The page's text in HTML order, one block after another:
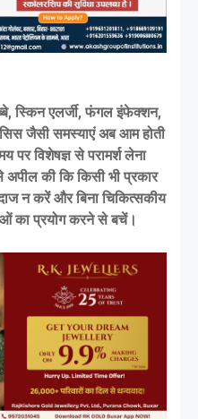
स्किन एलर्जी, फंगल इंफेक्शन,
जैसी समस्याएं अब आम होती
पर विशेषज्ञ से परामर्श लेना
की कि किसी भी प्रकार
न करें और बिना चिकित्सकीय
का प्रयोग करने से बचें।